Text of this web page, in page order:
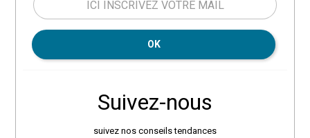
OK
Suivez-nous
suivez nos conseils tendances